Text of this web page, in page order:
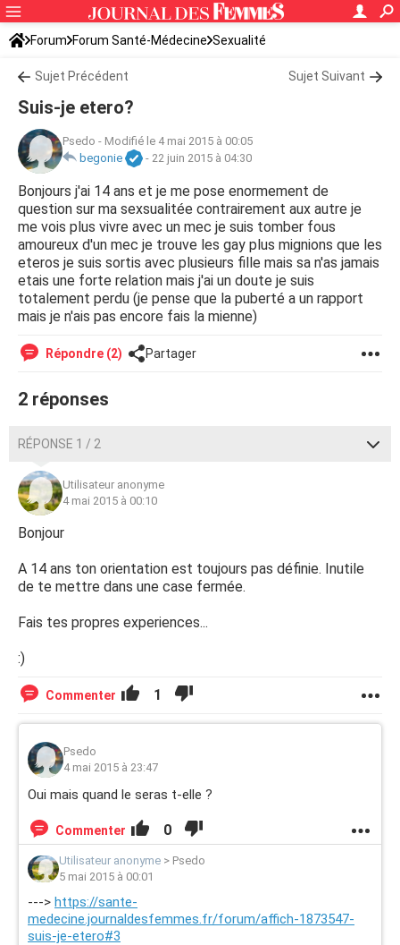
Forum Forum Santé-Médecine Sexualité
Sujet Précédent Sujet Suivant
Suis-je etero?
Psedo - Modifié le 4 mai 2015 à 00:05
begonie
- 22 juin 2015 à 04:30
Bonjours j'ai 14 ans et je me pose enormement de
question sur ma sexsualitée contrairement aux autre je
me vois plus vivre avec un mec je suis tomber fous
amoureux d'un mec je trouve les gay plus mignions que les
eteros je suis sortis avec plusieurs fille mais sa n'as jamais
etais une forte relation mais j'ai un doute je suis
totalement perdu (je pense que la puberté a un rapport
mais je n'ais pas encore fais la mienne)
Répondre (2) Partager
2 réponses
RÉPONSE 1 / 2
Utilisateur anonyme
4 mai 2015 à 00:10
Bonjour
A 14 ans ton orientation est toujours pas définie. Inutile
de te mettre dans une case fermée.
Fais tes propres experiences...
:)
Commenter 1
Psedo
4 mai 2015 à 23:47
Oui mais quand le seras t-elle ?
Commenter 0
Utilisateur anonyme > Psedo
5 mai 2015 à 00:01
---> https://sante-
medecine.journaldesfemmes.fr/forum/affich-1873547-
suis-je-etero#3